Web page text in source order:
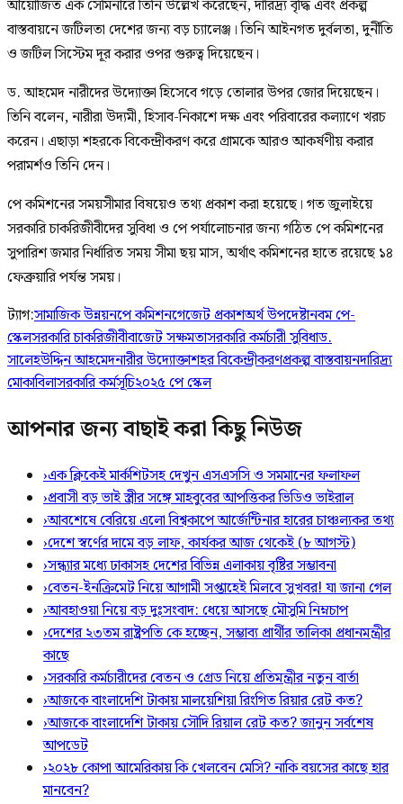
আয়োজিত এক সেমিনারে তিনি উল্লেখ করেছেন, দারিদ্র্য বৃদ্ধি এবং প্রকল্প
বাস্তবায়নে জটিলতা দেশের জন্য বড় চ্যালেঞ্জ। তিনি আইনগত দুর্বলতা, দুর্নীতি
ও জটিল সিস্টেম দূর করার ওপর গুরুত্ব দিয়েছেন।
ড. আহমেদ নারীদের উদ্যোক্তা হিসেবে গড়ে তোলার উপর জোর দিয়েছেন।
তিনি বলেন, নারীরা উদ্যমী, হিসাব-নিকাশে দক্ষ এবং পরিবারের কল্যাণে খরচ
করেন। এছাড়া শহরকে বিকেন্দ্রীকরণ করে গ্রামকে আরও আকর্ষণীয় করার
পরামর্শও তিনি দেন।
পে কমিশনের সময়সীমার বিষয়েও তথ্য প্রকাশ করা হয়েছে। গত জুলাইয়ে
সরকারি চাকরিজীবীদের সুবিধা ও পে পর্যালোচনার জন্য গঠিত পে কমিশনের
সুপারিশ জমার নির্ধারিত সময় সীমা ছয় মাস, অর্থাৎ কমিশনের হাতে রয়েছে ১৪
ফেব্রুয়ারি পর্যন্ত সময়।
ট্যাগ:সামাজিক উন্নয়নপে কমিশনগেজেট প্রকাশঅর্থ উপদেষ্টানবম পে-
স্কেলসরকারি চাকরিজীবীবাজেট সক্ষমতাসরকারি কর্মচারী সুবিধাড.
সালেহউদ্দিন আহমেদনারীর উদ্যোক্তাশহর বিকেন্দ্রীকরণপ্রকল্প বাস্তবায়নদারিদ্র্য
মোকাবিলাসরকারি কর্মসূচি২০২৫ পে স্কেল
আপনার জন্য বাছাই করা কিছু নিউজ
›এক ক্লিকেই মার্কশিটসহ দেখুন এসএসসি ও সমমানের ফলাফল
›প্রবাসী বড় ভাই স্ত্রীর সঙ্গে মাহবুবের আপত্তিকর ভিডিও ভাইরাল ​
›আবশেষে বেরিয়ে এলো বিশ্বকাপে আর্জেন্টিনার হারের চাঞ্চল্যকর তথ্য
›দেশে স্বর্ণের দামে বড় লাফ, কার্যকর আজ থেকেই (৮ আগস্ট)
›সন্ধ্যার মধ্যে ঢাকাসহ দেশের বিভিন্ন এলাকায় বৃষ্টির সম্ভাবনা
›বেতন-ইনক্রিমেট নিয়ে আগামী সপ্তাহেই মিলবে সুখবর! যা জানা গেল
›আবহাওয়া নিয়ে বড় দুঃসংবাদ: ধেয়ে আসছে মৌসুমি নিম্নচাপ
›দেশের ২৩তম রাষ্ট্রপতি কে হচ্ছেন, সম্ভাব্য প্রার্থীর তালিকা প্রধানমন্ত্রীর
কাছে
›সরকারি কর্মচারীদের বেতন ও গ্রেড নিয়ে প্রতিমন্ত্রীর নতুন বার্তা
›আজকে বাংলাদেশি টাকায় মালয়েশিয়া রিংগিত রিয়ার রেট কত?
›আজকে বাংলাদেশি টাকায় সৌদি রিয়াল রেট কত? জানুন সর্বশেষ
আপডেট
›২০২৮ কোপা আমেরিকায় কি খেলবেন মেসি? নাকি বয়সের কাছে হার
মানবেন?